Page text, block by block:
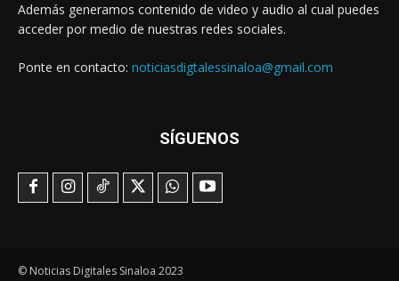
Además generamos contenido de video y audio al cual puedes
acceder por medio de nuestras redes sociales.
Ponte en contacto: noticiasdigtalessinaloa@gmail.com
SÍGUENOS
© Noticias Digitales Sinaloa 2023